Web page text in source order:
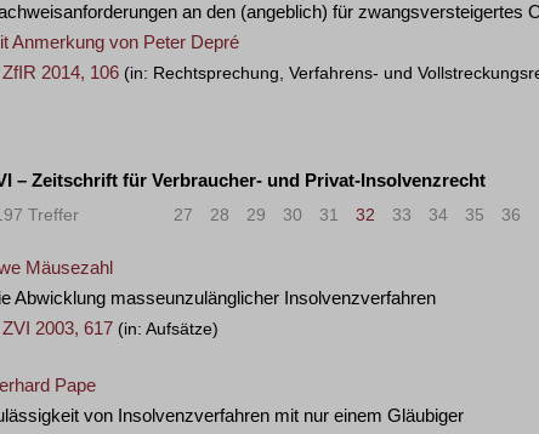
an den (angeblich) für zwangsversteigertes
Anmerkung von Peter Depré
ZfIR 2014, 106 (in: Rechtsprechung, Verfahrens- und
– Zeitschrift für Verbraucher- und Privat-Insolvenzrecht
Treffer 27 28 29 30 31 32 33 34 35 36
Mäusezahl
Abwicklung masseunzulänglicher Insolvenzverfahren
ZVI 2003, 617 (in: Aufsätze)
Pape
von Insolvenzverfahren mit nur einem Gläubiger